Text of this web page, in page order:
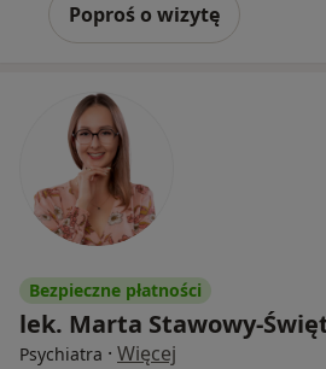
Poproś o wizytę
Bezpieczne płatności
lek. Marta Stawowy-
Psychiatra · Więcej